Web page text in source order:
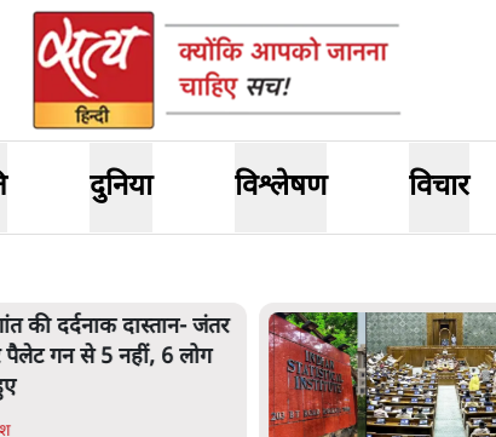
दुनिया विश्लेषण विचार
की दर्दनाक दास्तान- जंतर
पैलेट गन से 5 नहीं, 6 लोग